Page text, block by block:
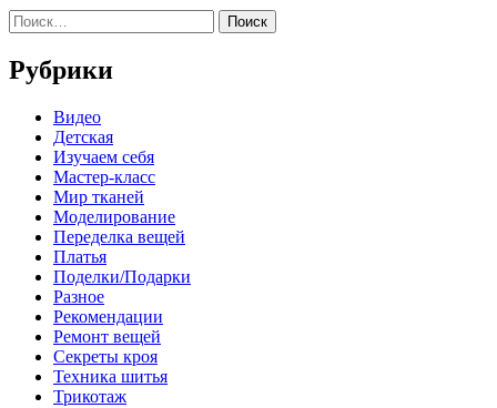
Найти:
Рубрики
Видео
Детская
Изучаем себя
Мастер-класс
Мир тканей
Моделирование
Переделка вещей
Платья
Поделки/Подарки
Разное
Рекомендации
Ремонт вещей
Секреты кроя
Техника шитья
Трикотаж